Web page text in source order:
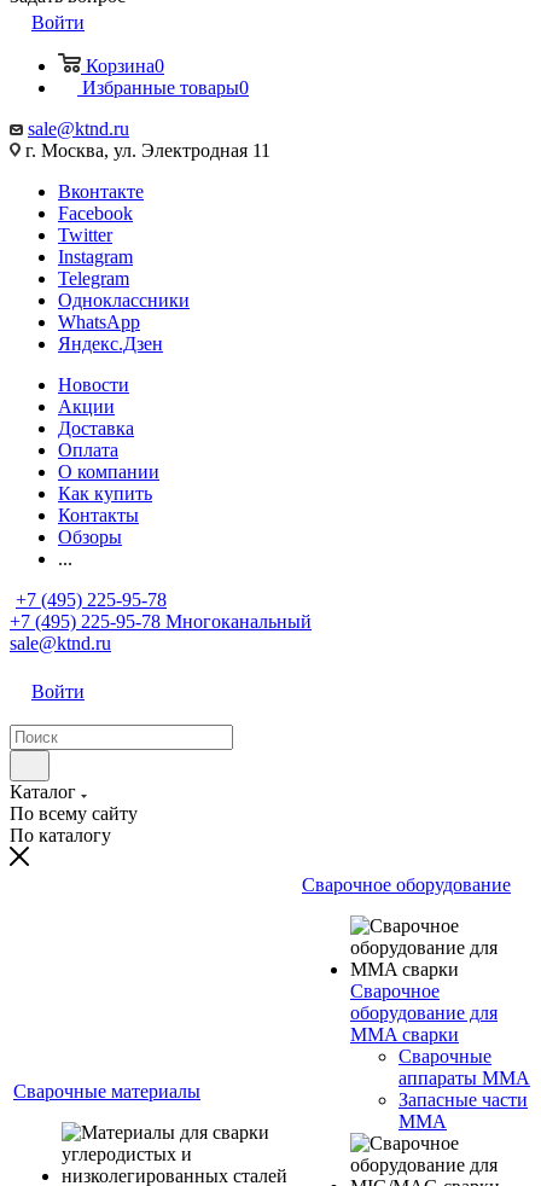
Войти
Корзина0
Избранные товары0
sale@ktnd.ru
г. Москва, ул. Электродная 11
Вконтакте
Facebook
Twitter
Instagram
Telegram
Одноклассники
WhatsApp
Яндекс.Дзен
Новости
Акции
Доставка
Оплата
О компании
Как купить
Контакты
Обзоры
...
+7 (495) 225-95-78
+7 (495) 225-95-78 Многоканальный
sale@ktnd.ru
Войти
Каталог
По всему сайту
По каталогу
Сварочные материалы
Сварочное оборудование
Сварочное
оборудование для
MMA сварки
Сварочные
аппараты MMA
Запасные части
MMA